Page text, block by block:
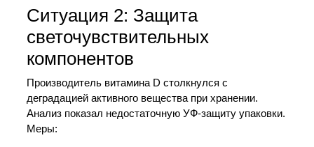
Ситуация 2: Защита
светочувствительных
компонентов
Производитель витамина D столкнулся с
деградацией активного вещества при хранении.
Анализ показал недостаточную УФ-защиту упаковки.
Меры: